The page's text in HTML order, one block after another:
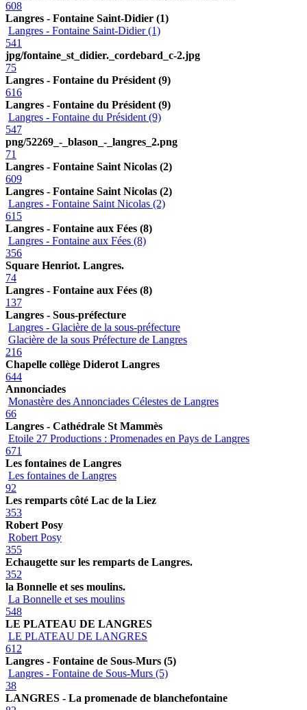
608
Langres - Fontaine Saint-Didier (1)
Langres - Fontaine Saint-Didier (1)
541
jpg/fontaine_st_didier._cordebard_c-2.jpg
75
Langres - Fontaine du Président (9)
616
Langres - Fontaine du Président (9)
Langres - Fontaine du Président (9)
547
png/52269_-_blason_-_langres_2.png
71
Langres - Fontaine Saint Nicolas (2)
609
Langres - Fontaine Saint Nicolas (2)
Langres - Fontaine Saint Nicolas (2)
615
Langres - Fontaine aux Fées (8)
Langres - Fontaine aux Fées (8)
356
Square Henriot. Langres.
74
Langres - Fontaine aux Fées (8)
137
Langres - Sous-préfecture
Langres - Glacière de la sous-préfecture
Glacière de la sous Préfecture de Langres
216
Chapelle collège Diderot Langres
644
Annonciades
Monastère des Annonciades Célestes de Langres
66
Langres - Cathédrale St Mammès
Etoile 27 Productions : Promenades en Pays de Langres
671
Les fontaines de Langres
Les fontaines de Langres
92
Les remparts côté Lac de la Liez
353
Robert Posy
Robert Posy
355
Echaugette sur les remparts de Langres.
352
la Bonnelle et ses moulins.
La Bonnelle et ses moulins
548
LE PLATEAU DE LANGRES
LE PLATEAU DE LANGRES
612
Langres - Fontaine de Sous-Murs (5)
Langres - Fontaine de Sous-Murs (5)
38
LANGRES - La promenade de blanchefontaine